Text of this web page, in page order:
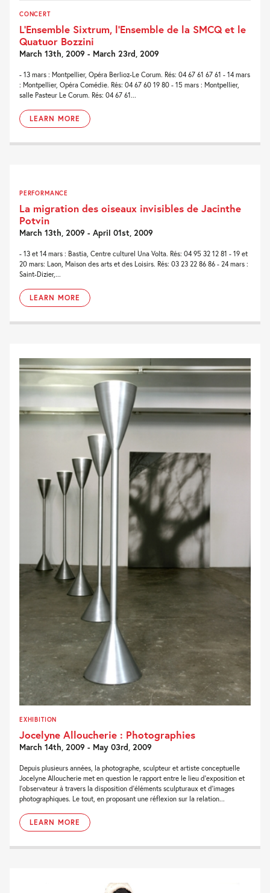
CONCERT
L’Ensemble Sixtrum, l’Ensemble de la SMCQ et le
Quatuor Bozzini
March 13th, 2009 - March 23rd, 2009
- 13 mars : Montpellier, Opéra Berlioz-Le Corum. Rés: 04 67 61 67 61 - 14 mars
: Montpellier, Opéra Comédie. Rés: 04 67 60 19 80 - 15 mars : Montpellier,
salle Pasteur Le Corum. Rés: 04 67 61...
LEARN MORE
PERFORMANCE
La migration des oiseaux invisibles de Jacinthe
Potvin
March 13th, 2009 - April 01st, 2009
- 13 et 14 mars : Bastia, Centre culturel Una Volta. Rés: 04 95 32 12 81 - 19 et
20 mars: Laon, Maison des arts et des Loisirs. Rés: 03 23 22 86 86 - 24 mars :
Saint-Dizier,...
LEARN MORE
EXHIBITION
Jocelyne Alloucherie : Photographies
March 14th, 2009 - May 03rd, 2009
Depuis plusieurs années, la photographe, sculpteur et artiste conceptuelle
Jocelyne Alloucherie met en question le rapport entre le lieu d’exposition et
l’observateur à travers la disposition d’éléments sculpturaux et d’images
photographiques. Le tout, en proposant une réflexion sur la relation...
LEARN MORE